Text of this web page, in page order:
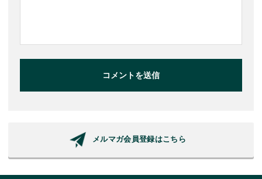
コメントを送信
メルマガ会員登録はこちら